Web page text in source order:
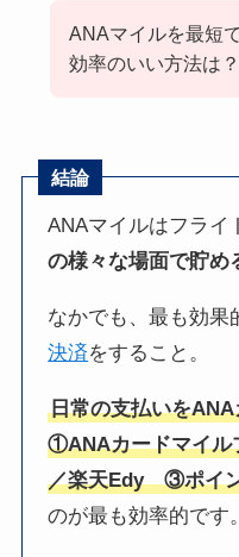
ANAマイルを最短
効率のいい方法は？
結論
ANAマイルはフライ
の様々な場面で貯め
なかでも、最も効果
決済をすること。
日常の支払いを
①ANAカードマイ
／楽天Edy ③ポイ
のが最も効率的です。